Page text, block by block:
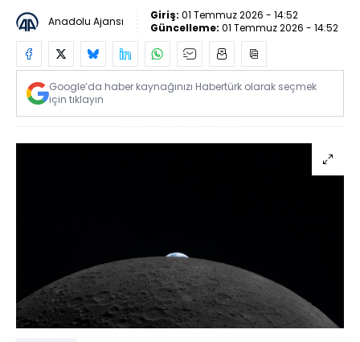
Anadolu Ajansı Giriş: 01 Temmuz 2026 - 14:52
Güncelleme: 01 Temmuz 2026 - 14:52
Google’da haber kaynağınızı Habertürk olarak seçmek
için tıklayın